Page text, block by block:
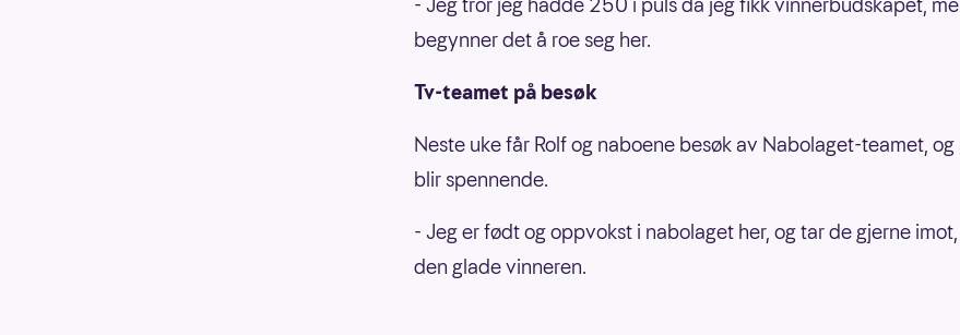
begynner det å roe seg her.
Tv-teamet på besøk
Neste uke får Rolf og naboene besøk av Nabolaget-teamet,
blir spennende.
- Jeg er født og oppvokst i nabolaget her, og tar de gjerne
den glade vinneren.